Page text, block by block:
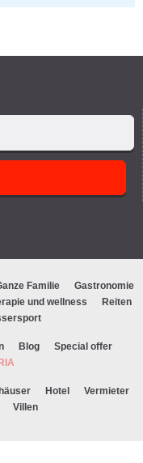
Familie
Gastronomie
und wellness
Reiten
Blog
Special offer
Hotel
Vermieter
Villen